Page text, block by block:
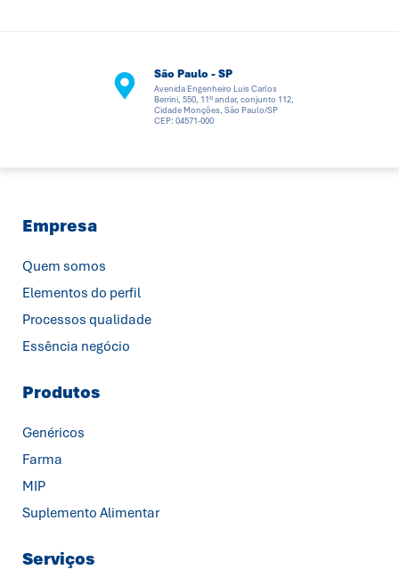
São Paulo - SP
Avenida Engenheiro Luis Carlos
Berrini, 550, 11º andar, conjunto 112,
Cidade Monções, São Paulo/SP
CEP: 04571-000
Empresa
Quem somos
Elementos do perfil
Processos qualidade
Essência negócio
Produtos
Genéricos
Farma
MIP
Suplemento Alimentar
Serviços